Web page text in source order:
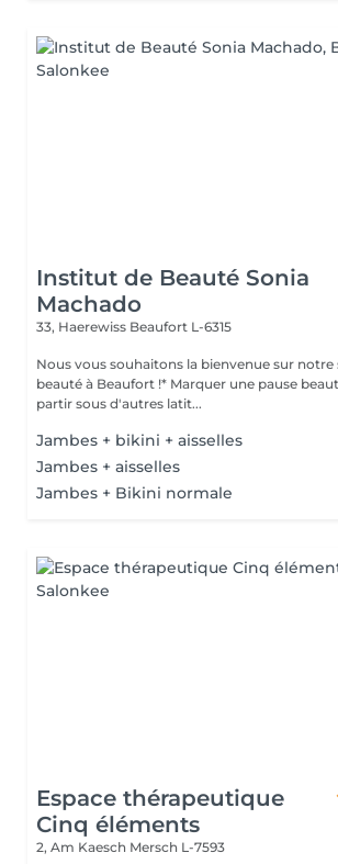
Institut de Beauté Sonia
Machado
33, Haerewiss Beaufort L-6315
Nous vous souhaitons la bienvenue sur
beauté à Beaufort !* Marquer une pause beauté et bien-être,
partir sous d'autres latit...
Jambes + bikini + aisselles
Jambes + aisselles
Jambes + Bikini normale
Espace thérapeutique
Cinq éléments
2, Am Kaesch Mersch L-7593